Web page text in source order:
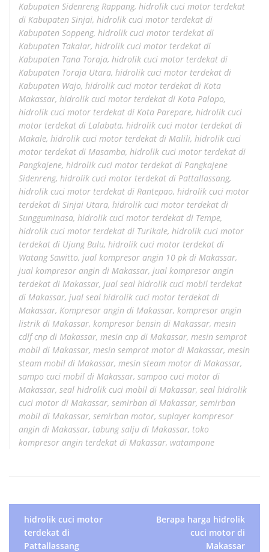
Kabupaten Sidenreng Rappang, hidrolik cuci motor terdekat
di Kabupaten Sinjai, hidrolik cuci motor terdekat di
Kabupaten Soppeng, hidrolik cuci motor terdekat di
Kabupaten Takalar, hidrolik cuci motor terdekat di
Kabupaten Tana Toraja, hidrolik cuci motor terdekat di
Kabupaten Toraja Utara, hidrolik cuci motor terdekat di
Kabupaten Wajo, hidrolik cuci motor terdekat di Kota
Makassar, hidrolik cuci motor terdekat di Kota Palopo,
hidrolik cuci motor terdekat di Kota Parepare, hidrolik cuci
motor terdekat di Lalabata, hidrolik cuci motor terdekat di
Makale, hidrolik cuci motor terdekat di Malili, hidrolik cuci
motor terdekat di Masamba, hidrolik cuci motor terdekat di
Pangkajene, hidrolik cuci motor terdekat di Pangkajene
Sidenreng, hidrolik cuci motor terdekat di Pattallassang,
hidrolik cuci motor terdekat di Rantepao, hidrolik cuci motor
terdekat di Sinjai Utara, hidrolik cuci motor terdekat di
Sungguminasa, hidrolik cuci motor terdekat di Tempe,
hidrolik cuci motor terdekat di Turikale, hidrolik cuci motor
terdekat di Ujung Bulu, hidrolik cuci motor terdekat di
Watang Sawitto, jual kompresor angin 10 pk di Makassar,
jual kompresor angin di Makassar, jual kompresor angin
terdekat di Makassar, jual seal hidrolik cuci mobil terdekat
di Makassar, jual seal hidrolik cuci motor terdekat di
Makassar, Kompresor angin di Makassar, kompresor angin
listrik di Makassar, kompresor bensin di Makassar, mesin
cdlf cnp di Makassar, mesin cnp di Makassar, mesin semprot
mobil di Makassar, mesin semprot motor di Makassar, mesin
steam mobil di Makassar, mesin steam motor di Makassar,
sampo cuci mobil di Makassar, sampoo cuci motor di
Makassar, seal hidrolik cuci mobil di Makassar, seal hidrolik
cuci motor di Makassar, semirban di Makassar, semirban
mobil di Makassar, semirban motor, suplayer kompresor
angin di Makassar, tabung salju di Makassar, toko
kompresor angin terdekat di Makassar, watampone
hidrolik cuci motor
terdekat di
Pattallassang
Berapa harga hidrolik
cuci motor di
Makassar